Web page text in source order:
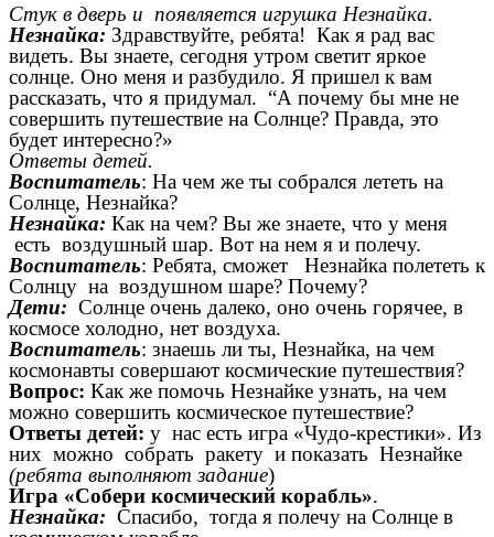
Стук в дверь и появляется игрушка Незнайка.
Незнайка: Здравствуйте, ребята! Как я рад вас
видеть. Вы знаете, сегодня утром светит яркое
солнце. Оно меня и разбудило. Я пришел к вам
рассказать, что я придумал. “А почему бы мне не
совершить путешествие на Солнце? Правда, это
будет интересно?»
Ответы детей.
Воспитатель: На чем же ты собрался лететь на
Солнце, Незнайка?
Незнайка: Как на чем? Вы же знаете, что у меня
есть воздушный шар. Вот на нем я и полечу.
Воспитатель: Ребята, сможет Незнайка полететь к
Солнцу на воздушном шаре? Почему?
Дети: Солнце очень далеко, оно очень горячее, в
космосе холодно, нет воздуха.
Воспитатель: знаешь ли ты, Незнайка, на чем
космонавты совершают космические путешествия?
Вопрос: Как же помочь Незнайке узнать, на чем
можно совершить космическое путешествие?
Ответы детей: у нас есть игра «Чудо-крестики». Из
них можно собрать ракету и показать Незнайке
(ребята выполняют задание)
Игра «Собери космический корабль».
Незнайка: Спасибо, тогда я полечу на Солнце в